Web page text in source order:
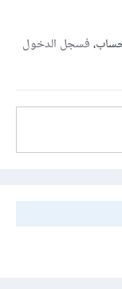
فسجل الدخول